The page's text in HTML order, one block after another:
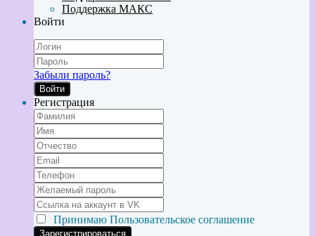
Поддержка МАКС
Войти
Забыли пароль?
Войти
Регистрация
Принимаю Пользовательское соглашение